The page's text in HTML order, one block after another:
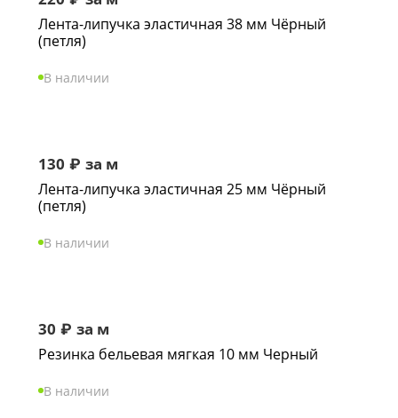
Лента-липучка эластичная 38 мм Чёрный
(петля)
В наличии
130 ₽ за м
Лента-липучка эластичная 25 мм Чёрный
(петля)
В наличии
30 ₽ за м
Резинка бельевая мягкая 10 мм Черный
В наличии